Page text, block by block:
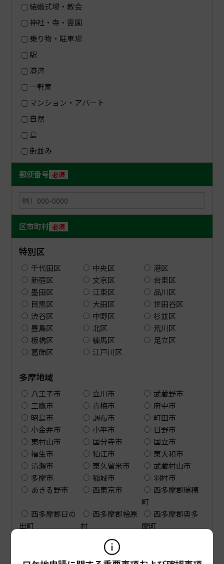
結婚式場・教会
神社・寺・霊園
乗り物・駐車場
駅
港湾
一軒家
マンション・アパート
自然
島
街並み
郵便番号 必須
区市町村 必須
特別区
千代田区 中央区
港区
新宿区
文京区
台東区
墨田区
江東区
品川区
目黒区
大田区
世田谷区
渋谷区
中野区
杉並区
豊島区
北区
荒川区
板橋区
練馬区
足立区
葛飾区
江戸川区
多摩地域
八王子市 立川市
武蔵野市
三鷹市
青梅市
府中市
昭島市
調布市
町田市
小金井市
小平市
日野市
東村山市
国分寺市
国立市
福生市
狛江市
東大和市
清瀬市
東久留米市
武蔵村山市
多摩市
稲城市
羽村市
あきる野市
西東京市
西多摩郡瑞穂
町
西多摩郡日の
出町
西多摩郡檜原
村
西多摩郡奥多
摩町